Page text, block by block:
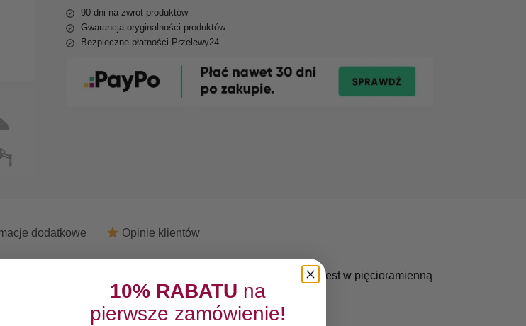
90 dni na zwrot produktów
Gwarancja oryginalności produktów
Bezpieczne płatności Przelewy24
dodatkowe Opinie klientów
tatuażu oraz salonów kosmetycznych. Fotel wyposażony jest w pięcioramienną
10% RABATU na
pierwsze zamówienie!